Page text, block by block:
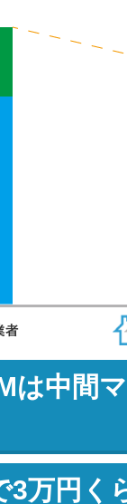
は中間
3万円く